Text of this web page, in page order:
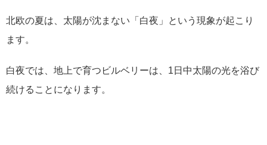
北欧の夏は、太陽が沈まない「白夜」という現象が起こり
ます。
白夜では、地上で育つビルベリーは、1日中太陽の光を浴び
続けることになります。